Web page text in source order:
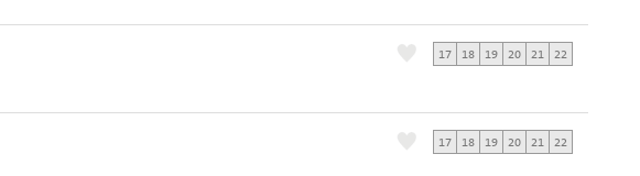
17 18 19 20 21 22
17 18 19 20 21 22